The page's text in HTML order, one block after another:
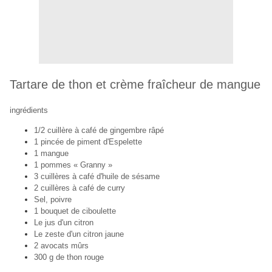
Tartare de thon et crème fraîcheur de mangue
ingrédients
1/2 cuillère à café de gingembre râpé
1 pincée de piment d'Espelette
1 mangue
1 pommes « Granny »
3 cuillères à café d'huile de sésame
2 cuillères à café de curry
Sel, poivre
1 bouquet de ciboulette
Le jus d'un citron
Le zeste d'un citron jaune
2 avocats mûrs
300 g de thon rouge